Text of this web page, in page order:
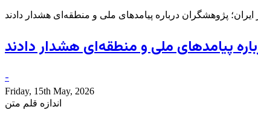
پژوهشگران درباره پیامدهای ملی و منطقه‌ای هشدار دادند
پیامدهای ملی و منطقه‌ای هشدار دادند
-
Friday, 15th May, 2026
اندازه قلم متن